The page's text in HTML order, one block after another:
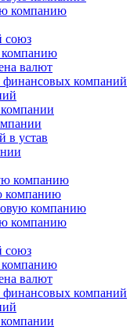
компанию
союз
компанию
валют
компаний
в устав
компанию
компанию
компанию
компанию
союз
компанию
валют
компаний